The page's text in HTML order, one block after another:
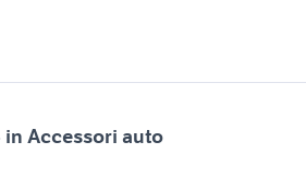
in Accessori auto